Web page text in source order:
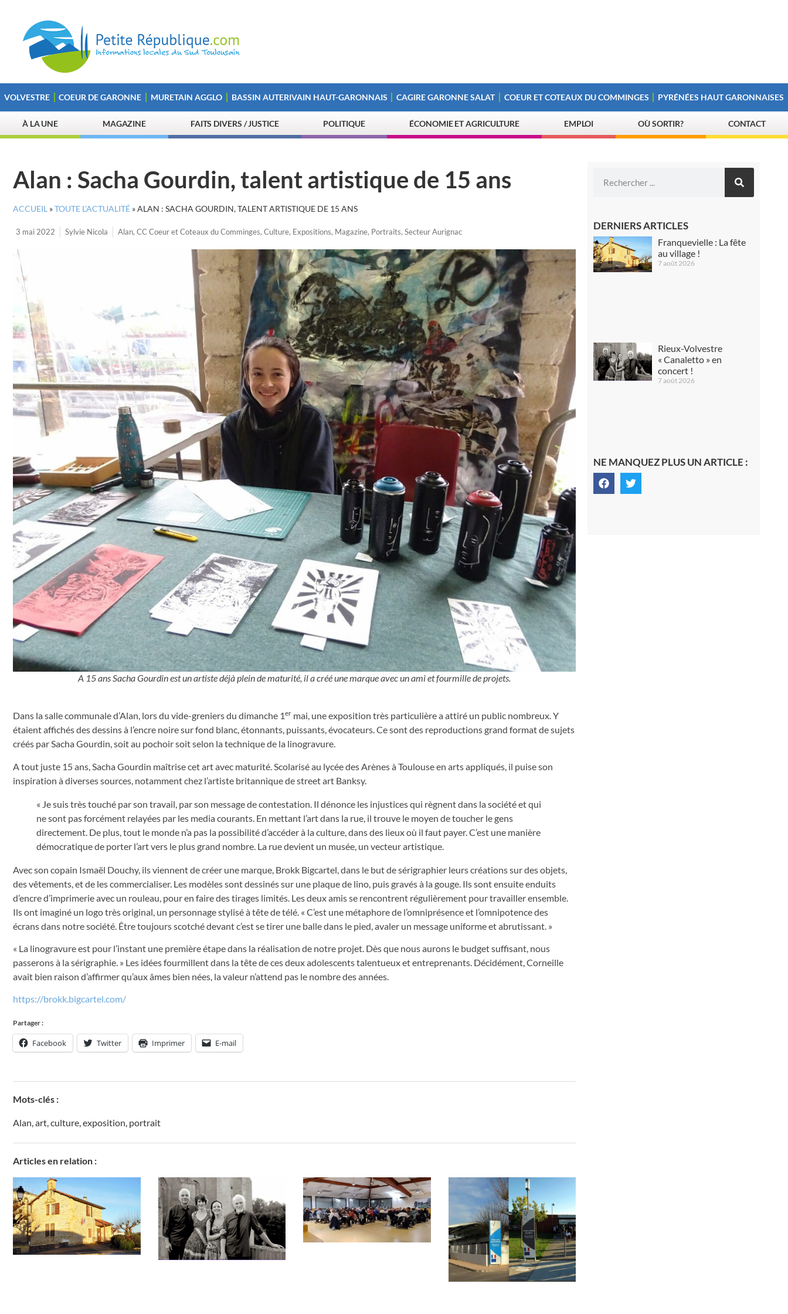
VOLVESTRE COEUR DE GARONNE MURETAIN AGGLO BASSIN AUTERIVAIN HAUT-GARONNAIS CAGIRE GARONNE SALAT COEUR ET COTEAUX DU COMMINGES PYRÉNÉES HAUT GARONNAISES
À LA UNE MAGAZINE FAITS DIVERS / JUSTICE POLITIQUE ÉCONOMIE ET AGRICULTURE EMPLOI OÙ SORTIR? CONTACT
Alan : Sacha Gourdin, talent artistique de 15 ans
ACCUEIL »TOUTE L’ACTUALITÉ »ALAN : SACHA GOURDIN, TALENT ARTISTIQUE DE 15 ANS
3 mai 2022 Sylvie Nicola Alan, CC Coeur et Coteaux du Comminges, Culture, Expositions, Magazine, Portraits, Secteur Aurignac
A 15 ans Sacha Gourdin est un artiste déjà plein de maturité, il a créé une marque avec un ami et fourmille de projets.
Dans la salle communale d’Alan, lors du vide-greniers du dimanche 1er mai, une exposition très particulière a attiré un public nombreux. Y
étaient affichés des dessins à l’encre noire sur fond blanc, étonnants, puissants, évocateurs. Ce sont des reproductions grand format de sujets
créés par Sacha Gourdin, soit au pochoir soit selon la technique de la linogravure.
A tout juste 15 ans, Sacha Gourdin maîtrise cet art avec maturité. Scolarisé au lycée des Arènes à Toulouse en arts appliqués, il puise son
inspiration à diverses sources, notamment chez l’artiste britannique de street art Banksy.
« Je suis très touché par son travail, par son message de contestation. Il dénonce les injustices qui règnent dans la société et qui
ne sont pas forcément relayées par les media courants. En mettant l’art dans la rue, il trouve le moyen de toucher le gens
directement. De plus, tout le monde n’a pas la possibilité d’accéder à la culture, dans des lieux où il faut payer. C’est une manière
démocratique de porter l’art vers le plus grand nombre. La rue devient un musée, un vecteur artistique.
Avec son copain Ismaël Douchy, ils viennent de créer une marque, Brokk Bigcartel, dans le but de sérigraphier leurs créations sur des objets,
des vêtements, et de les commercialiser. Les modèles sont dessinés sur une plaque de lino, puis gravés à la gouge. Ils sont ensuite enduits
d’encre d’imprimerie avec un rouleau, pour en faire des tirages limités. Les deux amis se rencontrent régulièrement pour travailler ensemble.
Ils ont imaginé un logo très original, un personnage stylisé à tête de télé. « C’est une métaphore de l’omniprésence et l’omnipotence des
écrans dans notre société. Être toujours scotché devant c’est se tirer une balle dans le pied, avaler un message uniforme et abrutissant. »
« La linogravure est pour l’instant une première étape dans la réalisation de notre projet. Dès que nous aurons le budget suffisant, nous
passerons à la sérigraphie. » Les idées fourmillent dans la tête de ces deux adolescents talentueux et entreprenants. Décidément, Corneille
avait bien raison d’affirmer qu’aux âmes bien nées, la valeur n’attend pas le nombre des années.
https://brokk.bigcartel.com/
Partager :
Facebook Twitter Imprimer E-mail
Mots-clés :
Alan art culture exposition portrait
Articles en relation :
DERNIERS ARTICLES
Franquevielle : La fête
au village !
7 août 2026
Rieux-Volvestre
« Canaletto » en
concert !
7 août 2026
NE MANQUEZ PLUS UN ARTICLE :